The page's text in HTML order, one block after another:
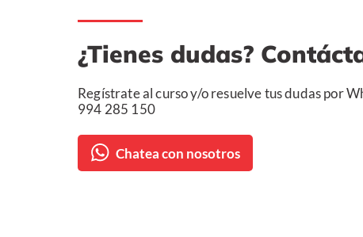
¿Tienes dudas?
Regístrate al curso y/o resuelve tus dudas por
994 285 150
Chatea con nosotros